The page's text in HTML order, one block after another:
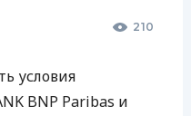
ЕЖЕМЕСЯЧНЫЙ ОБЗОР
ПУТЕВОДИТЕЛИ ПО
БАНКОВСКИМ КАРТАМ
210
условия
BNP Paribas и